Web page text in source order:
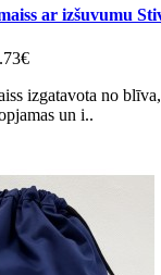
ar izšuvumu
izgatavota no
un i..